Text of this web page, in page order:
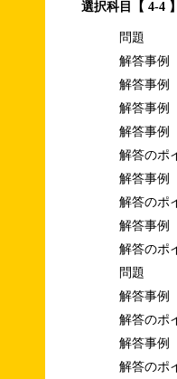
選択科目【 4-4
問題
解答事例
解答事例
解答事例
解答事例
解答のポ
解答事例
解答のポ
解答事例
解答のポ
問題
解答事例
解答のポ
解答事例
解答のポ